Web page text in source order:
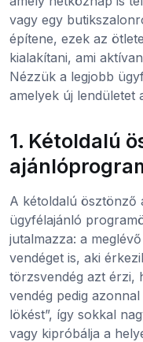
vagy egy
építene, ezek az
kialakítani, ami
Nézzük a legjobb
amelyek új lendületet
1. Kétoldalú
A kétoldalú ösztönző
ügyfélajánló
jutalmazza: a
vendéget is, aki
törzsvendég azt érzi,
vendég pedig
lökést”, így sokkal
vagy kipróbálja a